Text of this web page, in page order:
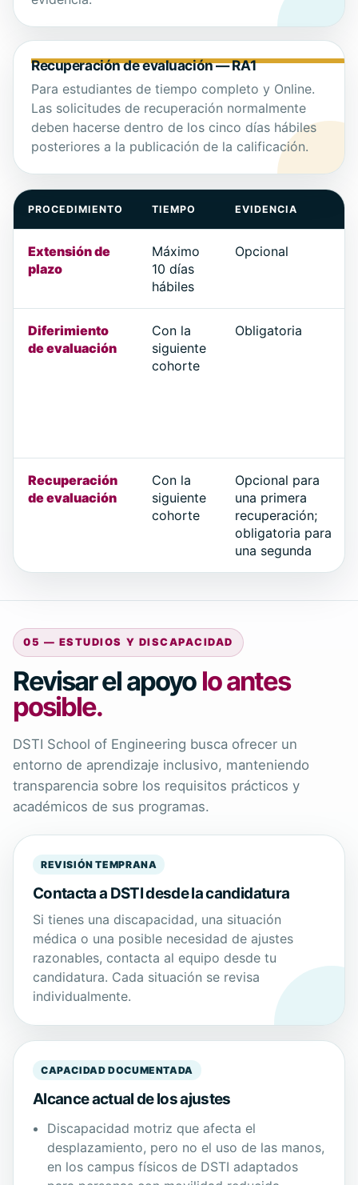
Recuperación de evaluación — RA1
Para estudiantes de tiempo completo y Online.
Las solicitudes de recuperación normalmente
deben hacerse dentro de los cinco días hábiles
posteriores a la publicación de la calificación.
PROCEDIMIENTO TIEMPO EVIDENCIA
Extensión de
plazo
Máximo
10 días
hábiles
Opcional
Diferimiento
de evaluación
Con la
siguiente
cohorte
Obligatoria
Recuperación
de evaluación
Con la
siguiente
cohorte
Opcional para
una primera
recuperación;
obligatoria para
una segunda
05 — ESTUDIOS Y DISCAPACIDAD
Revisar el apoyo lo antes
posible.
DSTI School of Engineering busca ofrecer un
entorno de aprendizaje inclusivo, manteniendo
transparencia sobre los requisitos prácticos y
académicos de sus programas.
REVISIÓN TEMPRANA
Contacta a DSTI desde la candidatura
Si tienes una discapacidad, una situación
médica o una posible necesidad de ajustes
razonables, contacta al equipo desde tu
candidatura. Cada situación se revisa
individualmente.
CAPACIDAD DOCUMENTADA
Alcance actual de los ajustes
Discapacidad motriz que afecta el
desplazamiento, pero no el uso de las manos,
en los campus físicos de DSTI adaptados